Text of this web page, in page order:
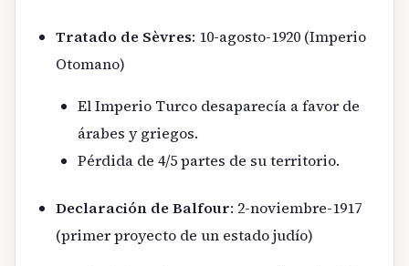
Tratado de Sèvres: 10-agosto-1920 (Imperio
Otomano)
El Imperio Turco desaparecía a favor de
árabes y griegos.
Pérdida de 4/5 partes de su territorio.
Declaración de Balfour: 2-noviembre-1917
(primer proyecto de un estado judío)